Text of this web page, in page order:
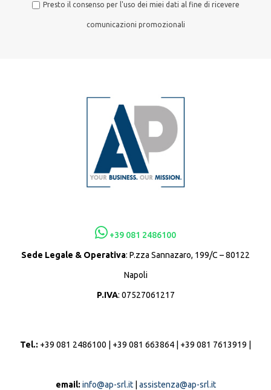
Presto il consenso per l'uso dei miei dati al fine di ricevere
comunicazioni promozionali
+39 081 2486100
Sede Legale & Operativa: P.zza Sannazaro, 199/C – 80122
Napoli
P.IVA: 07527061217
Tel.: +39 081 2486100 | +39 081 663864 | +39 081 7613919 |
email: info@ap-srl.it| assistenza@ap-srl.it